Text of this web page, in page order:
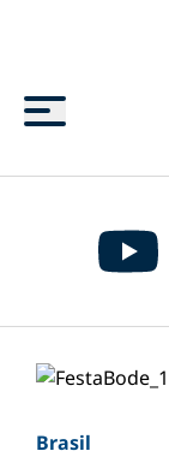
Menu
Brasil